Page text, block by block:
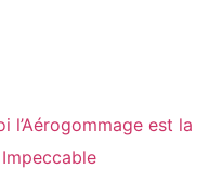
l’Aérogommage est la